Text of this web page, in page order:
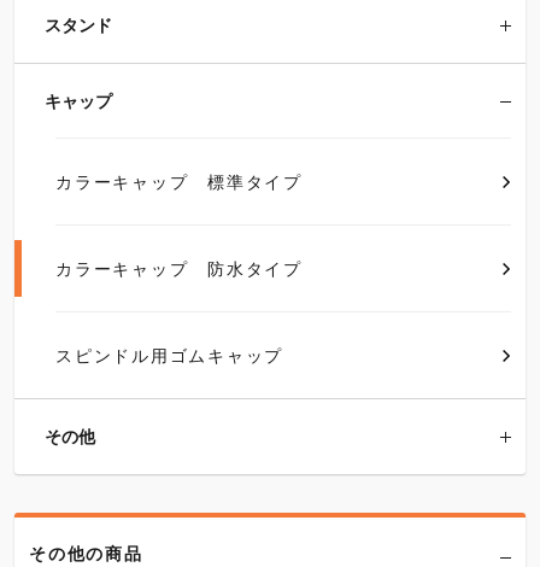
スタンド
キャップ
カラーキャップ 標準タイプ
カラーキャップ 防水タイプ
スピンドル用ゴムキャップ
その他
その他の商品